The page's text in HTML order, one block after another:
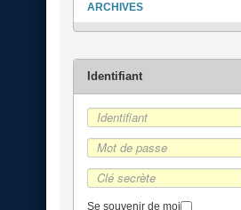
Se souvenir de moi
ARCHIVES